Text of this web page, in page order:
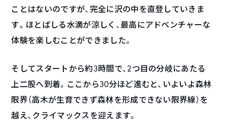
ことはないのですが、完全に沢の中を直登していきま
す。ほとばしる水滴が涼しく、最高にアドベンチャーな
体験を楽しむことができました。
そしてスタートから約3時間で、2つ目の分岐にあたる
上二股へ到着。ここから30分ほど進むと、いよいよ森林
限界（高木が生育できず森林を形成できない限界線）を
越え、クライマックスを迎えます。